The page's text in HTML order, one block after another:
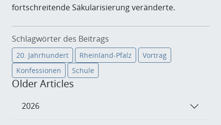
fortschreitende Säkularisierung veränderte.
Schlagwörter des Beitrags
20. Jahrhundert Rheinland-Pfalz
Vortrag
Konfessionen
Schule
Older Articles
2026